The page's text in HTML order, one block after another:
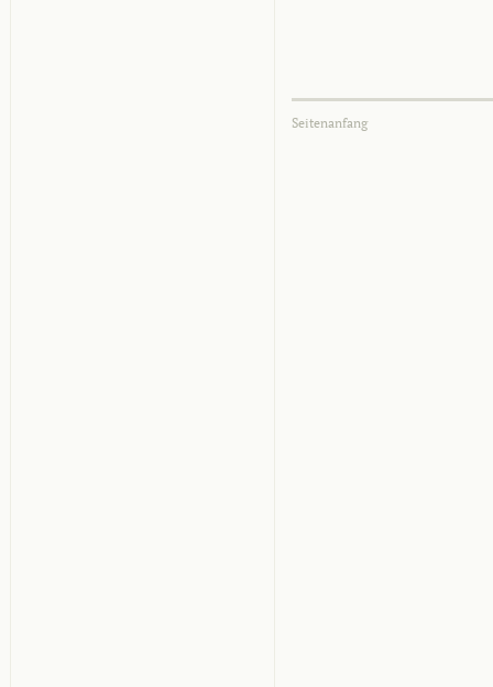
Seitenanfang